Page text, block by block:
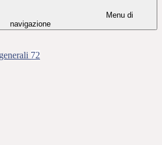
Menu di
navigazione
72